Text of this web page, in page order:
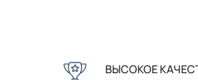
ВЫСОКОЕ